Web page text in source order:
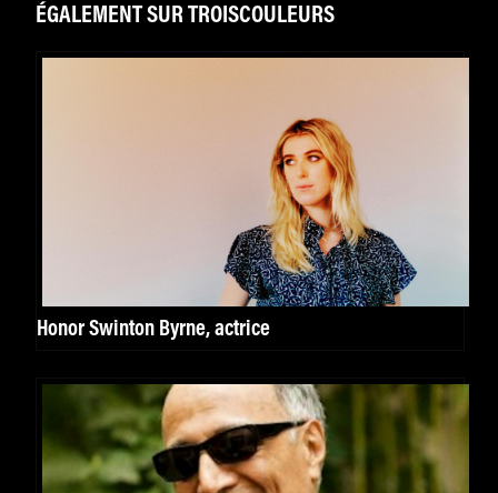
ÉGALEMENT SUR TROISCOULEURS
Honor Swinton Byrne, actrice